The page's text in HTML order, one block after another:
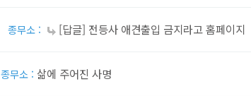
종무소 : [답글] 전등사 애견출입 금지라고 홈페이지
종무소 : 삶에 주어진 사명